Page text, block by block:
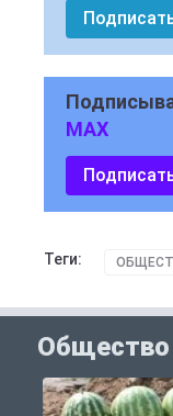
MAX
Теги:
Общество